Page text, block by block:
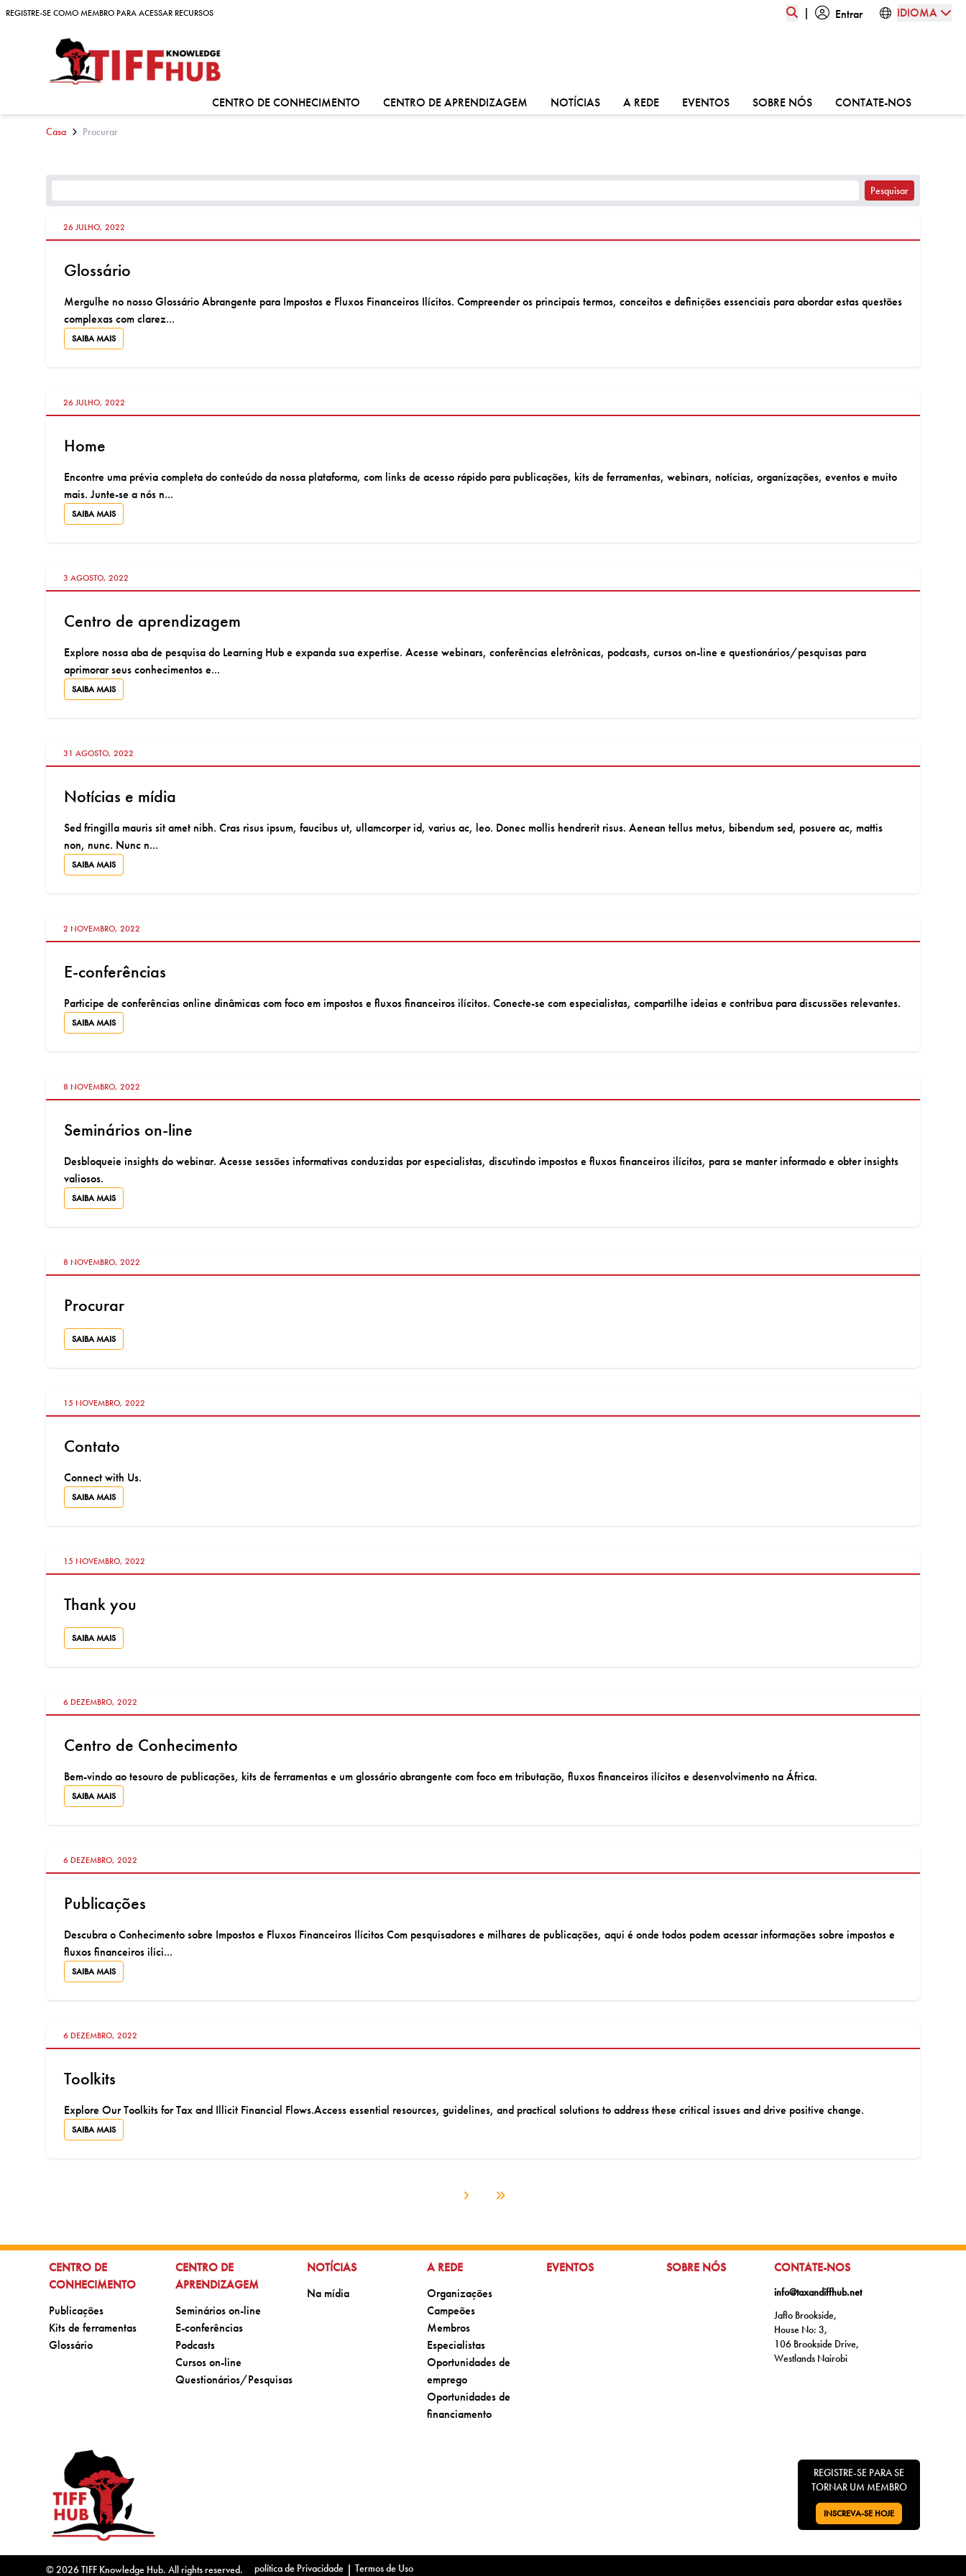
Skip to content
REGISTRE-SE COMO MEMBRO PARA ACESSAR RECURSOS
REGISTRE-SE COMO MEMBRO PARA ACESSAR RECURSOS | Entrar IDIOMA
CENTRO DE CONHECIMENTO VÁ PARA:
CENTRO DE APRENDIZAGEM VÁ PARA:
NOTÍCIASVÁ PARA:
A REDEVÁ PARA:EVENTOSVÁ PARA:SOBRE NÓSVÁ PARA:CONTATE-NOSVÁ PARA:
Casa Procurar
26 JULHO, 2022
Glossário
Mergulhe no nosso Glossário Abrangente para Impostos e Fluxos Financeiros Ilícitos. Compreender os principais termos, conceitos e definições essenciais para abordar estas questões
complexas com clarez...
VÁ PARA:
SAIBA MAIS
26 JULHO, 2022
Home
Encontre uma prévia completa do conteúdo da nossa plataforma, com links de acesso rápido para publicações, kits de ferramentas, webinars, notícias, organizações, eventos e muito
mais. Junte-se a nós n...
VÁ PARA:
SAIBA MAIS
3 AGOSTO, 2022
Centro de aprendizagem
Explore nossa aba de pesquisa do Learning Hub e expanda sua expertise. Acesse webinars, conferências eletrônicas, podcasts, cursos on-line e questionários/pesquisas para
aprimorar seus conhecimentos e...
VÁ PARA:
SAIBA MAIS
31 AGOSTO, 2022
Notícias e mídia
Sed fringilla mauris sit amet nibh. Cras risus ipsum, faucibus ut, ullamcorper id, varius ac, leo. Donec mollis hendrerit risus. Aenean tellus metus, bibendum sed, posuere ac, mattis
non, nunc. Nunc n...
VÁ PARA:
SAIBA MAIS
2 NOVEMBRO, 2022
E-conferências
Participe de conferências online dinâmicas com foco em impostos e fluxos financeiros ilícitos. Conecte-se com especialistas, compartilhe ideias e contribua para discussões relevantes.
VÁ PARA:
SAIBA MAIS
8 NOVEMBRO, 2022
Seminários on-line
Desbloqueie insights do webinar. Acesse sessões informativas conduzidas por especialistas, discutindo impostos e fluxos financeiros ilícitos, para se manter informado e obter insights
valiosos.
VÁ PARA:
SAIBA MAIS
8 NOVEMBRO, 2022
Procurar
VÁ PARA:
SAIBA MAIS
15 NOVEMBRO, 2022
Contato
Connect with Us.
VÁ PARA:
SAIBA MAIS
15 NOVEMBRO, 2022
Thank you
VÁ PARA:
SAIBA MAIS
6 DEZEMBRO, 2022
Centro de Conhecimento
Bem-vindo ao tesouro de publicações, kits de ferramentas e um glossário abrangente com foco em tributação, fluxos financeiros ilícitos e desenvolvimento na África.
VÁ PARA:
SAIBA MAIS
6 DEZEMBRO, 2022
Publicações
Descubra o Conhecimento sobre Impostos e Fluxos Financeiros Ilícitos Com pesquisadores e milhares de publicações, aqui é onde todos podem acessar informações sobre impostos e
fluxos financeiros ilíci...
VÁ PARA:
SAIBA MAIS
6 DEZEMBRO, 2022
Toolkits
Explore Our Toolkits for Tax and Illicit Financial Flows.Access essential resources, guidelines, and practical solutions to address these critical issues and drive positive change.
VÁ PARA:
SAIBA MAIS
Próxima página
Última página
IR PARA:
CENTRO DE
CONHECIMENTO
Ir para:
Publicações
Ir para:
Kits de ferramentas
Ir para:
Glossário
IR PARA:
CENTRO DE
APRENDIZAGEM
Ir para:
Seminários on-line
Ir para:
E-conferências
Ir para:
Podcasts
Ir para:
Cursos on-line
Ir para:
Questionários/Pesquisas
IR PARA:
NOTÍCIAS
Ir para:
Na mídia
IR PARA:
A REDE
Ir para:
Organizações
Ir para:
Campeões
Ir para:
Membros
Ir para:
Especialistas
Ir para:
Oportunidades de
emprego
Ir para:
Oportunidades de
financiamento
IR PARA:
EVENTOS IR PARA:
SOBRE NÓS IR PARA:
CONTATE-NOS
info@taxandiffhub.net
Jaflo Brookside,
House No: 3,
106 Brookside Drive,
Westlands Nairobi
REGISTRE-SE PARA SE
TORNAR UM MEMBRO
VÁ PARA:
INSCREVA-SE HOJE
© 2026 TIFF Knowledge Hub. All rights reserved. política de Privacidade | Termos de Uso